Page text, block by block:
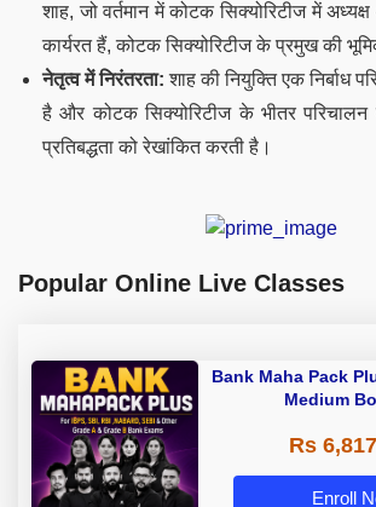
शाह, जो वर्तमान में कोटक सिक्योरिटीज में
कार्यरत हैं, कोटक सिक्योरिटीज के प्रमुख की
नेतृत्व में निरंतरता: शाह की नियुक्ति एक निर्बाध
है और कोटक सिक्योरिटीज के भीतर परिचालन
प्रतिबद्धता को रेखांकित करती है।
Popular Online Live Classes
Bank Maha Pack
Medium
Rs
Enroll